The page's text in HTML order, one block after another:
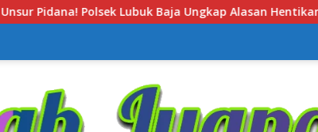
Alasan Hentikan Laporan Pengawasan Anak Tanpa Izin